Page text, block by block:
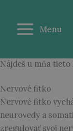
obsah
Menu
Nájdeš u mňa
Nervové fitko
Nervové fitko
neurovedy a
zregulovať svoj